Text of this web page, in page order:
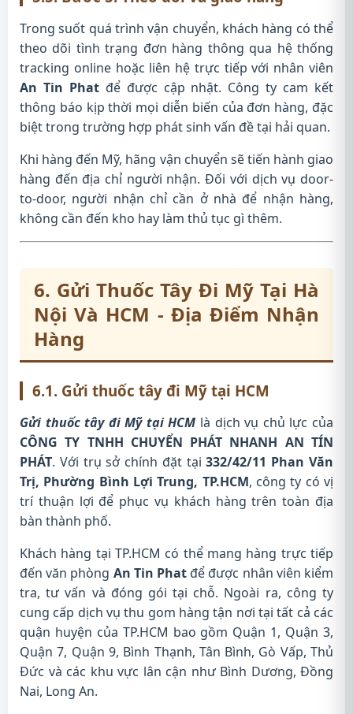
Trong suốt quá trình vận chuyển, khách hàng có thể
theo dõi tình trạng đơn hàng thông qua hệ thống
tracking online hoặc liên hệ trực tiếp với nhân viên
An Tin Phatđể được cập nhật. Công ty cam kết
thông báo kịp thời mọi diễn biến của đơn hàng, đặc
biệt trong trường hợp phát sinh vấn đề tại hải quan.
Khi hàng đến Mỹ, hãng vận chuyển sẽ tiến hành giao
hàng đến địa chỉ người nhận. Đối với dịch vụ door-
to-door, người nhận chỉ cần ở nhà để nhận hàng,
không cần đến kho hay làm thủ tục gì thêm.
6. Gửi Thuốc Tây Đi Mỹ Tại Hà
Nội Và HCM - Địa Điểm Nhận
Hàng
6.1. Gửi thuốc tây đi Mỹ tại HCM
Gửi thuốc tây đi Mỹ tại HCM là dịch vụ chủ lực của
CÔNG TY TNHH CHUYỂN PHÁT NHANH AN TÍN
PHÁT. Với trụ sở chính đặt tại332/42/11 Phan Văn
Trị, Phường Bình Lợi Trung, TP.HCM, công ty có vị
trí thuận lợi để phục vụ khách hàng trên toàn địa
bàn thành phố.
Khách hàng tại TP.HCM có thể mang hàng trực tiếp
đến văn phòng An Tin Phatđể được nhân viên kiểm
tra, tư vấn và đóng gói tại chỗ. Ngoài ra, công ty
cung cấp dịch vụ thu gom hàng tận nơi tại tất cả các
quận huyện của TP.HCM bao gồm Quận 1, Quận 3,
Quận 7, Quận 9, Bình Thạnh, Tân Bình, Gò Vấp, Thủ
Đức và các khu vực lân cận như Bình Dương, Đồng
Nai, Long An.